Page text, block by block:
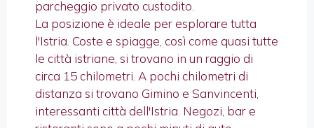
parcheggio privato custodito.
La posizione è ideale per esplorare tutta
l'Istria. Coste e spiagge, così come quasi tutte
le città istriane, si trovano in un raggio di
circa 15 chilometri. A pochi chilometri di
distanza si trovano Gimino e Sanvincenti,
interessanti città dell'Istria. Negozi, bar e